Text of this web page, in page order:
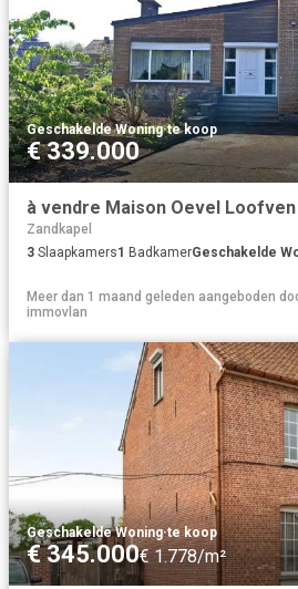
Geschakelde Woning·te koop
€ 339.000
à vendre Maison Oevel Loofven
Zandkapel
3 Slaapkamers1 BadkamerGeschakelde
Meer dan 1 maand geleden aangeboden
immovlan
Geschakelde Woning·te koop
€ 345.000€ 1.778/m²